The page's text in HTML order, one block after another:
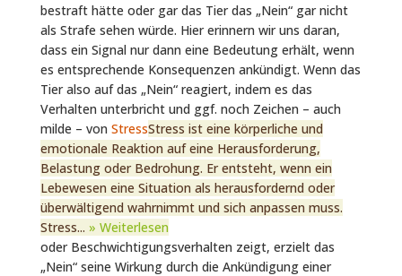
bestraft hätte oder gar das Tier das „Nein“ gar nicht
als Strafe sehen würde. Hier erinnern wir uns daran,
dass ein Signal nur dann eine Bedeutung erhält, wenn
es entsprechende Konsequenzen ankündigt. Wenn das
Tier also auf das „Nein“ reagiert, indem es das
Verhalten unterbricht und ggf. noch Zeichen – auch
milde – von StressStress ist eine körperliche und
emotionale Reaktion auf eine Herausforderung,
Belastung oder Bedrohung. Er entsteht, wenn ein
Lebewesen eine Situation als herausfordernd oder
überwältigend wahrnimmt und sich anpassen muss.
Stress... » Weiterlesen
oder Beschwichtigungsverhalten zeigt, erzielt das
„Nein“ seine Wirkung durch die Ankündigung einer